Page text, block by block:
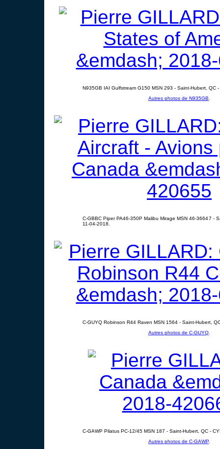
N935GB IAI Gulfstream G150 MSN 293 - Saint-Hubert, QC
Autres photos de N935GB
C-GBBC Piper PA46-350P Malibu Mirage MSN 46-36647 -
11-04-2018.
C-GUYQ Robinson R44 Raven MSN 1564 - Saint-Hubert,
Autres photos de C-GUYQ
C-GAWP Pilatus PC-12/45 MSN 187 - Saint-Hubert, QC -
Autres photos de C-GAWP.